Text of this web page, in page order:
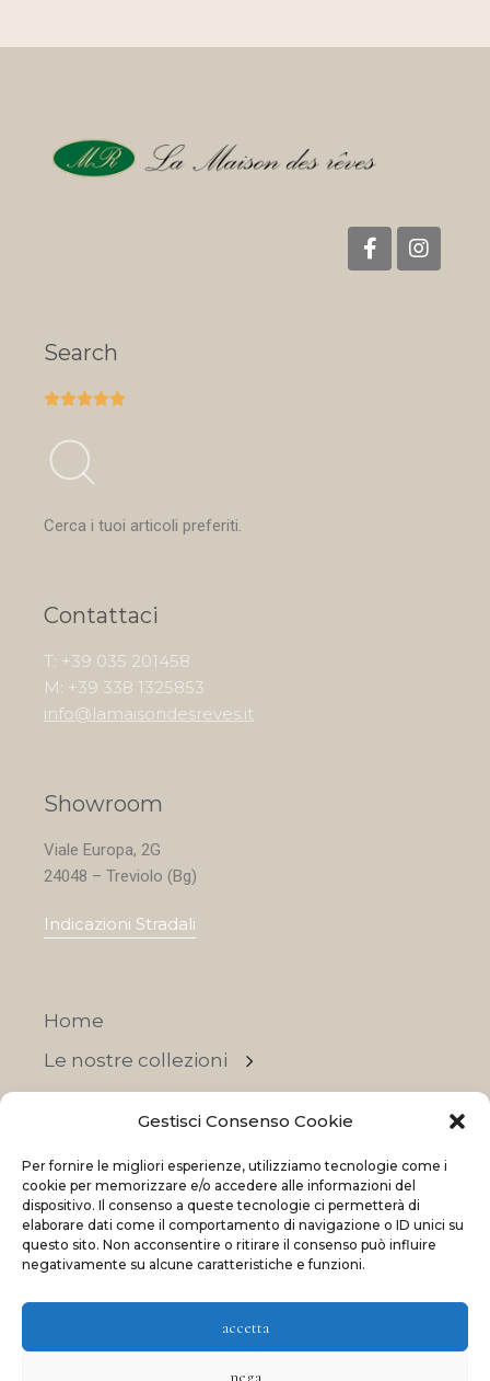
Gestisci Consenso Cookie
Per fornire le migliori esperienze, utilizziamo tecnologie come i
cookie per memorizzare e/o accedere alle informazioni del
dispositivo. Il consenso a queste tecnologie ci permetterà di
elaborare dati come il comportamento di navigazione o ID unici su
questo sito. Non acconsentire o ritirare il consenso può influire
negativamente su alcune caratteristiche e funzioni.
accetta
nega
Search

Cerca i tuoi articoli preferiti.
Contattaci
T: +39 035 201458
M: +39 338 1325853
info@lamaisondesreves.it
Showroom
Viale Europa, 2G
24048 – Treviolo (Bg)
Indicazioni Stradali
Home
Le nostre collezioni
OFFERTE
© 2023 La Maison Des Reves | All rights reserved
and by